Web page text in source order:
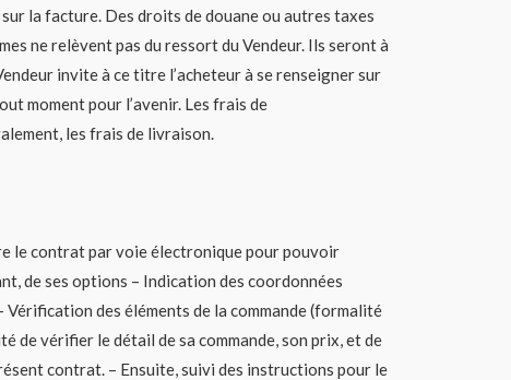
la facture. Des droits de douane ou autres taxes
ne relèvent pas du ressort du Vendeur. Ils seront à
invite à ce titre l’acheteur à se renseigner sur
moment pour l’avenir. Les frais de
les frais de livraison.
le contrat par voie électronique pour pouvoir
de ses options – Indication des coordonnées
des éléments de la commande (formalité
de vérifier le détail de sa commande, son prix, et de
contrat. – Ensuite, suivi des instructions pour le